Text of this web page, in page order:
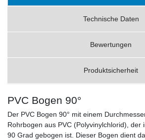
Technische Daten
Bewertungen
Produktsicherheit
PVC Bogen 90°
Der PVC Bogen 90° mit einem
Rohrbogen aus PVC (Polyvinylchlorid), der
90 Grad gebogen ist. Dieser Bogen dient